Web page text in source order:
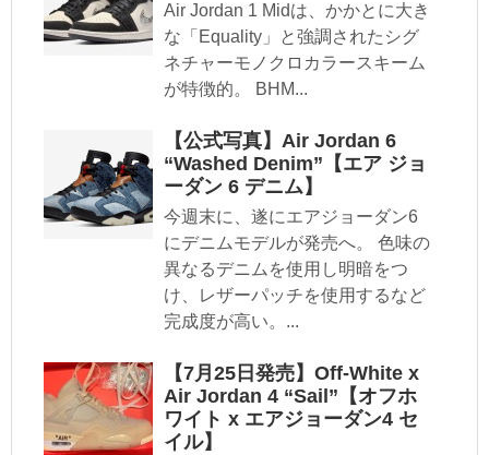
Air Jordan 1 Midは、かかとに大き
な「Equality」と強調されたシグ
ネチャーモノクロカラースキーム
が特徴的。 BHM...
【公式写真】Air Jordan 6
“Washed Denim”【エア ジョ
ーダン 6 デニム】
今週末に、遂にエアジョーダン6
にデニムモデルが発売へ。 色味の
異なるデニムを使用し明暗をつ
け、レザーパッチを使用するなど
完成度が高い。...
【7月25日発売】Off-White x
Air Jordan 4 “Sail”【オフホ
ワイト x エアジョーダン4 セ
イル】